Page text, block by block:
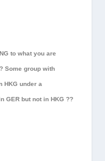
to what you are
Some group with
HKG under a
GER but not in HKG ??